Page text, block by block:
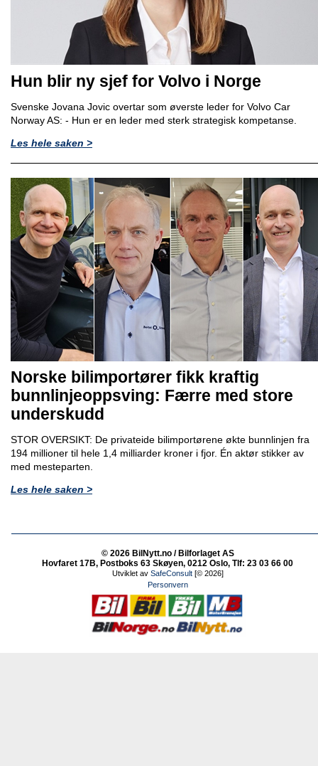
Hun blir ny sjef for Volvo i Norge
Svenske Jovana Jovic overtar som øverste leder for Volvo Car
Norway AS: - Hun er en leder med sterk strategisk kompetanse.
Les hele saken >
Norske bilimportører fikk kraftig
bunnlinjeoppsving: Færre med store
underskudd
STOR OVERSIKT: De privateide bilimportørene økte bunnlinjen fra
194 millioner til hele 1,4 milliarder kroner i fjor. Én aktør stikker av
med mesteparten.
Les hele saken >
© 2026 BilNytt.no / Bilforlaget AS
Hovfaret 17B, Postboks 63 Skøyen, 0212 Oslo, Tlf: 23 03 66 00
Utviklet av SafeConsult[© 2026]
Personvern